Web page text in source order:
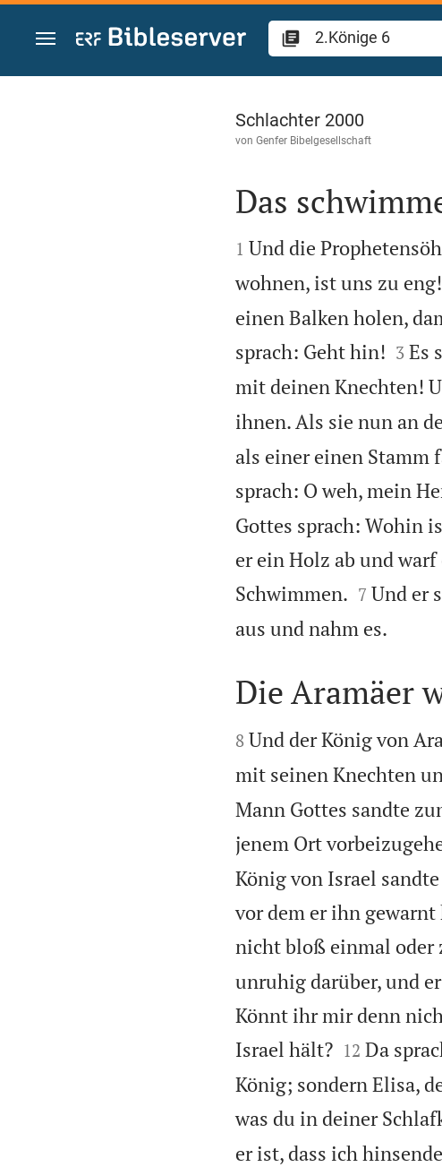
Zum Inhalt springen
2.Könige 6
Schlachter 2000
von Genfer Bibelgesellschaft

Das

1 Und die
wohnen, ist uns zu eng!
einen Balken holen,
sprach: Geht hin!
3 Es
mit deinen Knechten!
ihnen. Als sie nun an
als einer einen Stamm
sprach: O weh, mein
Gottes sprach: Wohin
er ein Holz ab und
Schwimmen.
7 Und er
aus und nahm es.

Die Aramäer

8 Und der König von
mit seinen Knechten
Mann Gottes sandte
jenem Ort
König von Israel
vor dem er ihn
nicht bloß einmal oder
unruhig darüber, und
Könnt ihr mir denn
Israel hält?
12 Da
König; sondern Elisa,
was du in deiner
er ist, dass ich